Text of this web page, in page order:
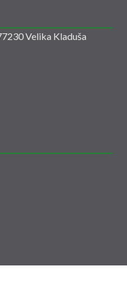
Velika Kladuša